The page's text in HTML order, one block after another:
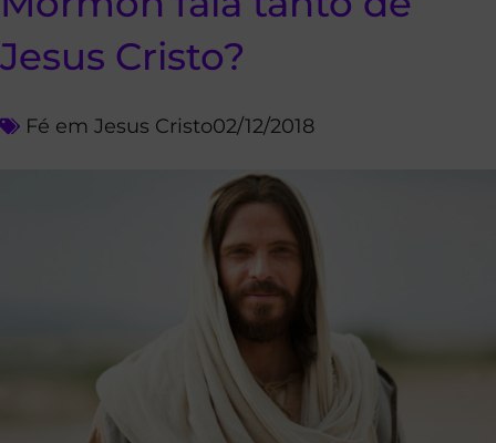
Jesus Cristo?
Fé em Jesus Cristo02/12/2018